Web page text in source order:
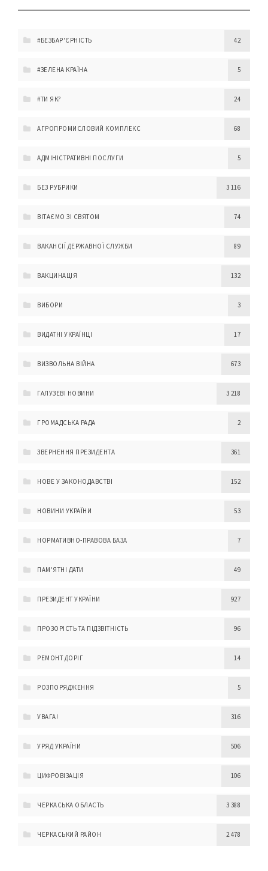
#БЕЗБАР'ЄРНІСТЬ 42
#ЗЕЛЕНА КРАЇНА 5
#ТИ ЯК? 24
АГРОПРОМИСЛОВИЙ КОМПЛЕКС 68
АДМІНІСТРАТИВНІ ПОСЛУГИ 5
БЕЗ РУБРИКИ 3 116
ВІТАЄМО ЗІ СВЯТОМ 74
ВАКАНСІЇ ДЕРЖАВНОЇ СЛУЖБИ 89
ВАКЦИНАЦІЯ 132
ВИБОРИ 3
ВИДАТНІ УКРАЇНЦІ 17
ВИЗВОЛЬНА ВІЙНА 673
ГАЛУЗЕВІ НОВИНИ 3 218
ГРОМАДСЬКА РАДА 2
ЗВЕРНЕННЯ ПРЕЗИДЕНТА 361
НОВЕ У ЗАКОНОДАВСТВІ 152
НОВИНИ УКРАЇНИ 53
НОРМАТИВНО-ПРАВОВА БАЗА 7
ПАМ'ЯТНІ ДАТИ 49
ПРЕЗИДЕНТ УКРАЇНИ 927
ПРОЗОРІСТЬ ТА ПІДЗВІТНІСТЬ 96
РЕМОНТ ДОРІГ 14
РОЗПОРЯДЖЕННЯ 5
УВАГА! 316
УРЯД УКРАЇНИ 506
ЦИФРОВІЗАЦІЯ 106
ЧЕРКАСЬКА ОБЛАСТЬ 3 388
ЧЕРКАСЬКИЙ РАЙОН 2 478